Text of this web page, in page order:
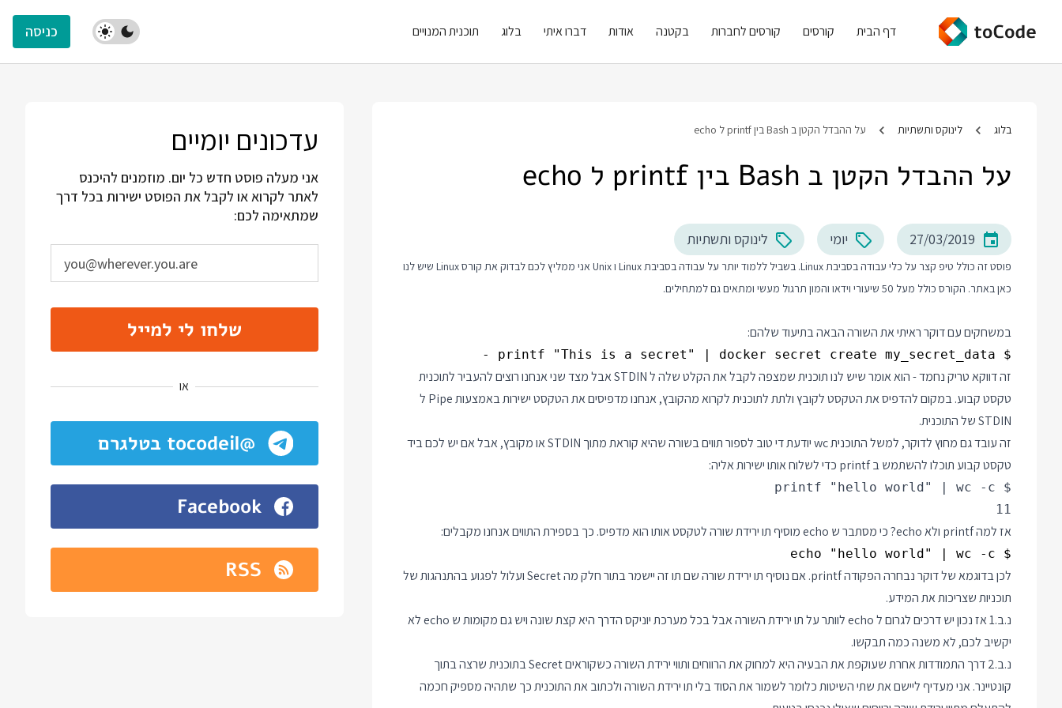
דף הבית קורסים קורסים לחברות בקטנה אודות דברו איתי בלוג תוכנית המנויים כניסה
בלוג לינוקס ותשתיות על ההבדל הקטן ב Bash בין printf ל echo
על ההבדל הקטן ב Bash בין printf ל echo
27/03/2019 יומי לינוקס ותשתיות
פוסט זה כולל טיפ קצר על כלי עבודה בסביבת Linux. בשביל ללמוד יותר על עבודה בסביבת Linux ו Unix אני ממליץ לכם לבדוק את קורס Linux
שיש לנו
כאן באתר. הקורס כולל מעל 50 שיעורי וידאו והמון תרגול מעשי ומתאים גם למתחילים.
במשחקים עם דוקר ראיתי את השורה הבאה בתיעוד שלהם:
$ printf "This is a secret" | docker secret create my_secret_data -
זה דווקא טריק נחמד - הוא אומר שיש לנו תוכנית שמצפה לקבל את הקלט שלה ל STDIN אבל מצד שני אנחנו רוצים להעביר לתוכנית
טקסט קבוע. במקום להדפיס את הטקסט לקובץ ולתת לתוכנית לקרוא מהקובץ, אנחנו מדפיסים את הטקסט ישירות באמצעות Pipe ל
STDIN של התוכנית.
זה עובד גם מחוץ לדוקר, למשל התוכנית wc יודעת די טוב לספור תווים בשורה שהיא קוראת מתוך STDIN או מקובץ, אבל אם יש לכם ביד
טקסט קבוע תוכלו להשתמש ב printf כדי לשלוח אותו ישירות אליה:
11
אז למה printf ולא echo? כי מסתבר ש echo מוסיף תו ירידת שורה לטקסט אותו הוא מדפיס. כך בספירת התווים אנחנו מקבלים:
$ echo "hello world" | wc -c
לכן בדוגמא של דוקר נבחרה הפקודה printf. אם נוסיף תו ירידת שורה שם תו זה יישמר בתור חלק מה Secret ועלול לפגוע בהתנהגות של
תוכניות שצריכות את המידע.
נ.ב.1 אז נכון יש דרכים לגרום ל echo לוותר על תו ירידת השורה אבל בכל מערכת יוניקס הדרך היא קצת שונה ויש גם מקומות ש echo לא
יקשיב לכם, לא משנה כמה תבקשו.
נ.ב.2 דרך התמודדות אחרת שעוקפת את הבעיה היא למחוק את הרווחים ותווי ירידת השורה כשקוראים Secret בתוכנית שרצה בתוך
קונטיינר. אני מעדיף ליישם את שתי השיטות כלומר לשמור את הסוד בלי תו ירידת השורה ולכתוב את התוכנית כך שתהיה מספיק חכמה
עדכונים יומיים
אני מעלה פוסט חדש כל יום. מוזמנים להיכנס
לאתר לקרוא או לקבל את הפוסט ישירות בכל דרך
שמתאימה לכם:
שלחו לי למייל
או
@tocodeil בטלגרם
Facebook
RSS